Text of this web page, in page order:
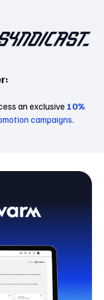
an exclusive 10%
campaigns.